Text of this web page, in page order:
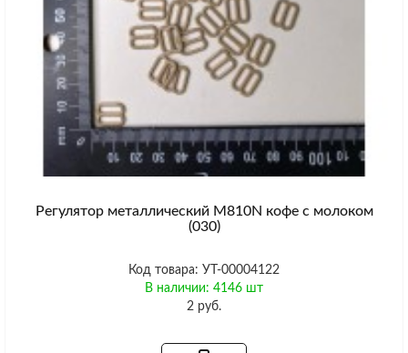
Регулятор металлический M810N кофе с молоком
(030)
Код товара: УТ-00004122
В наличии: 4146 шт
2 руб.